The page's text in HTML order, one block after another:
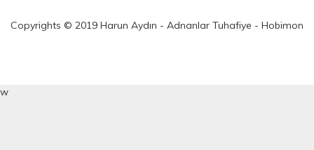
Copyrights © 2019 Harun Aydın - Adnanlar Tuhafiye - Hobimon
w